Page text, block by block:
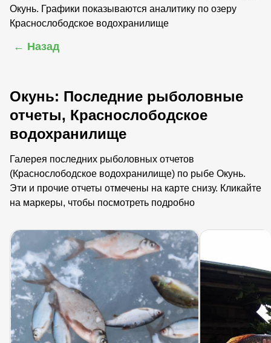
Окунь. Графики показываются аналитику по озеру
Краснослободское водохранилище
← Назад
Окунь: Последние рыболовные
отчеты, Краснослободское
водохранилище
Галерея последних рыболовных отчетов
(Краснослободское водохранилище) по рыбе Окунь.
Эти и прочие отчеты отмечены на карте снизу. Кликайте
на маркеры, чтобы посмотреть подробно